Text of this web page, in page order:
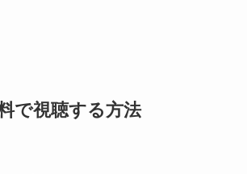
で視聴する方法